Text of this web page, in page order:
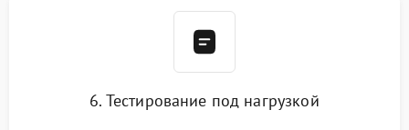
6. Тестирование под нагрузкой